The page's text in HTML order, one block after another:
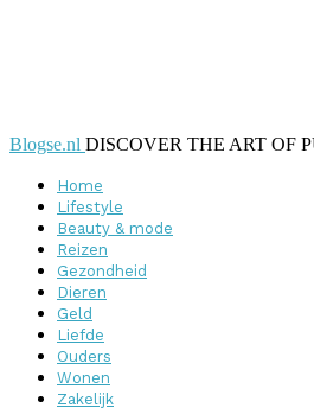
Blogse.nl DISCOVER THE ART OF
Home
Lifestyle
Beauty & mode
Reizen
Gezondheid
Dieren
Geld
Liefde
Ouders
Wonen
Zakelijk